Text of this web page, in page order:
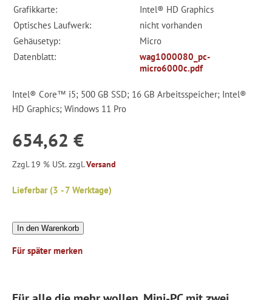
Grafikkarte:
Intel® HD Graphics
Optisches Laufwerk:
nicht vorhanden
Gehäusetyp:
Micro
Datenblatt:
wag1000080_pc-
micro6000c.pdf
Intel® Core™ i5; 500 GB SSD; 16 GB Arbeitsspeicher; Intel®
HD Graphics; Windows 11 Pro
654,62 €
Zzgl. 19 % USt. zzgl.Versand
Lieferbar (3 - 7 Werktage)
In den Warenkorb
Für später merken